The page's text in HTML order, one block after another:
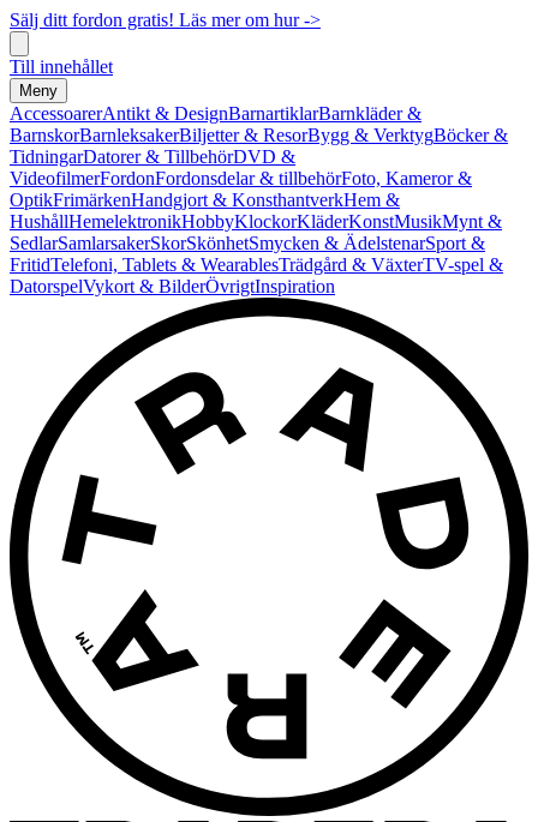
Sälj ditt fordon gratis! Läs mer om hur ->
Till innehållet
Meny
AccessoarerAntikt & DesignBarnartiklarBarnkläder &
BarnskorBarnleksakerBiljetter & ResorBygg & VerktygBöcker &
TidningarDatorer & TillbehörDVD &
VideofilmerFordonFordonsdelar & tillbehörFoto, Kameror &
OptikFrimärkenHandgjort & KonsthantverkHem &
HushållHemelektronikHobbyKlockorKläderKonstMusikMynt &
SedlarSamlarsakerSkorSkönhetSmycken & ÄdelstenarSport &
FritidTelefoni, Tablets & WearablesTrädgård & VäxterTV-spel &
DatorspelVykort & BilderÖvrigtInspiration